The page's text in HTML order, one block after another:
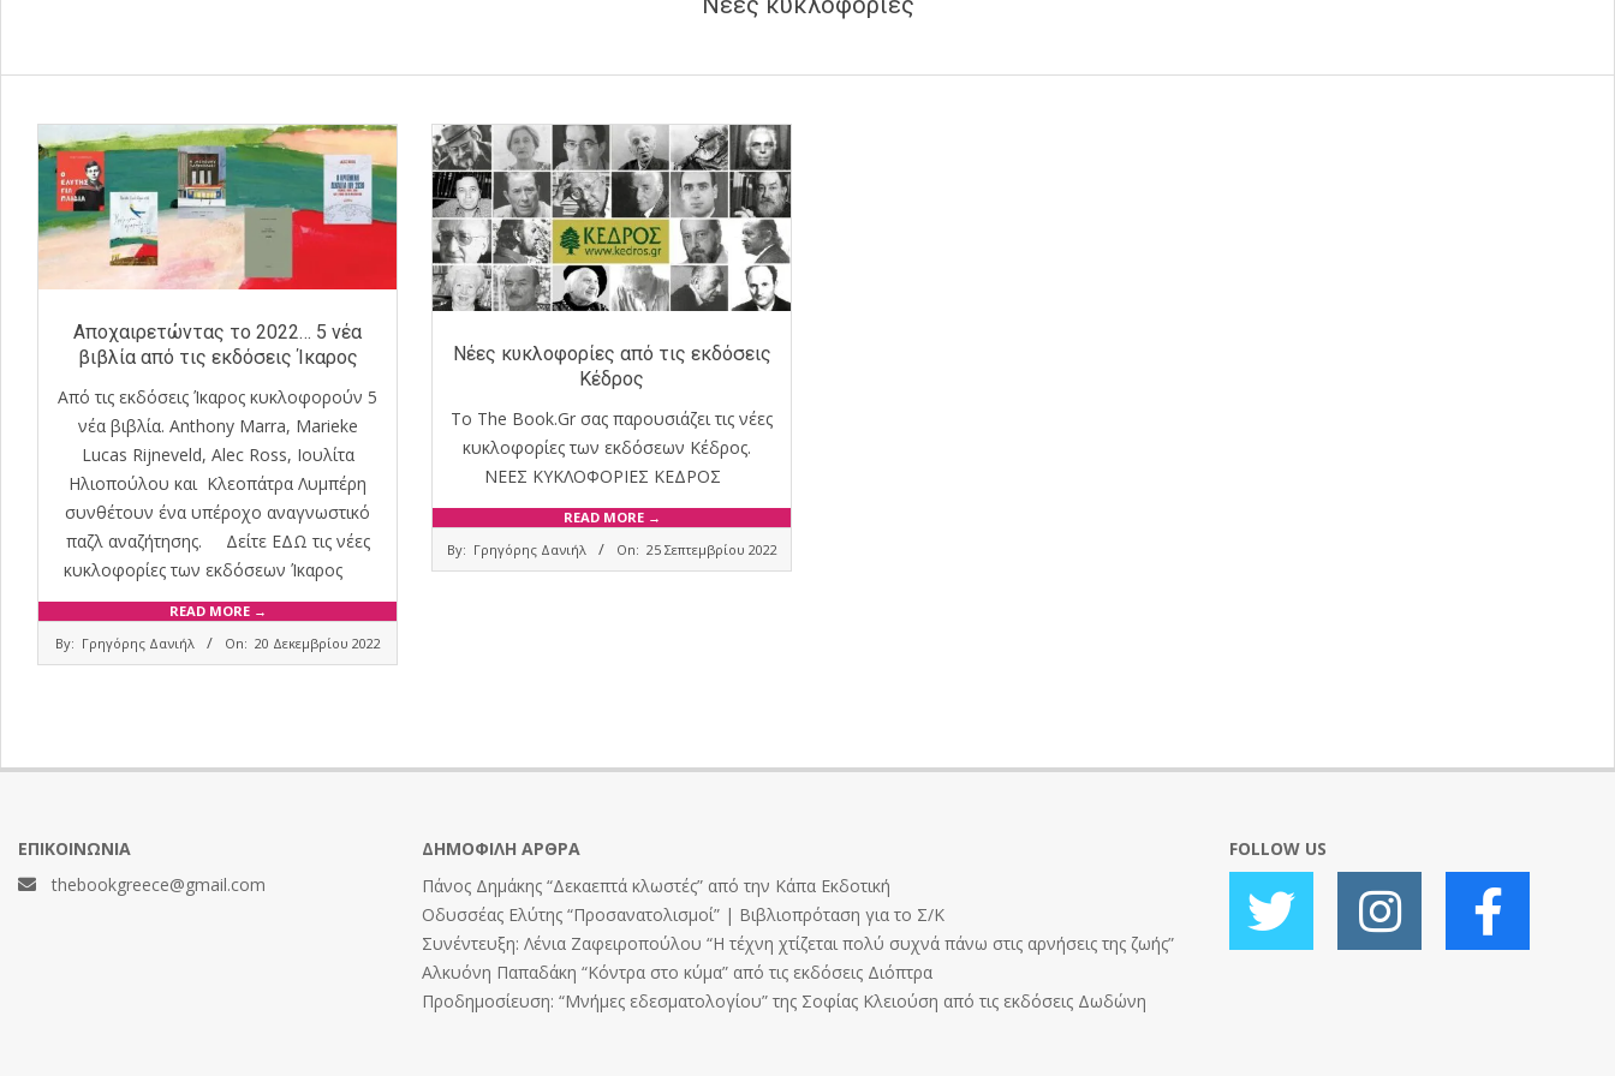
Αποχαιρετώντας το 2022… 5 νέα
βιβλία από τις εκδόσεις Ίκαρος
Από τις εκδόσεις Ίκαρος κυκλοφορούν 5
νέα βιβλία. Anthony Marra, Marieke
Lucas Rijneveld, Alec Ross, Ιουλίτα
Ηλιοπούλου και Κλεοπάτρα Λυμπέρη
συνθέτουν ένα υπέροχο αναγνωστικό
παζλ αναζήτησης. Δείτε ΕΔΩ τις νέες
κυκλοφορίες των εκδόσεων Ίκαρος
READ MORE →
12-
By: Γρηγόρης Δανιήλ On: 20 Δεκεμβρίου 2022
Νέες κυκλοφορίες από τις εκδόσεις
Κέδρος
Το The Book.Gr σας παρουσιάζει τις νέες
κυκλοφορίες των εκδόσεων Κέδρος.
ΝΕΕΣ ΚΥΚΛΟΦΟΡΙΕΣ ΚΕΔΡΟΣ
READ MORE →
09-
By: Γρηγόρης Δανιήλ On: 25 Σεπτεμβρίου 2022
ΕΠΙΚΟΙΝΩΝΊΑ
thebookgreece@gmail.com
ΔΗΜΟΦΙΛΉ ΆΡΘΡΑ
Πάνος Δημάκης “Δεκαεπτά κλωστές” από την Κάπα Εκδοτική
Οδυσσέας Ελύτης “Προσανατολισμοί” | Βιβλιοπρόταση για το Σ/Κ
Συνέντευξη: Λένια Ζαφειροπούλου “Η τέχνη χτίζεται πολύ συχνά πάνω στις αρνήσεις της ζωής”
Αλκυόνη Παπαδάκη “Κόντρα στο κύμα” από τις εκδόσεις Διόπτρα
Προδημοσίευση: “Μνήμες εδεσματολογίου” της Σοφίας Κλειούση από τις εκδόσεις Δωδώνη
FOLLOW US